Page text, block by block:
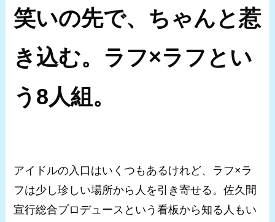
笑いの先で、ちゃんと惹
き込む。ラフ×ラフとい
う8人組。
アイドルの入口はいくつもあるけれど、ラフ×ラ
フは少し珍しい場所から人を引き寄せる。佐久間
宣行総合プロデュースという看板から知る人もい